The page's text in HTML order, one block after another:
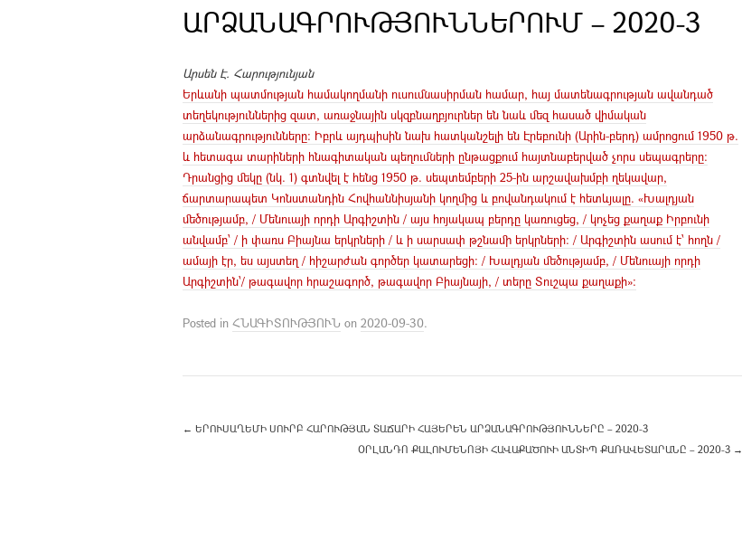
ԱՐՁԱՆԱԳՐՈՒԹՅՈՒՆՆԵՐՈՒՄ – 2020-3
Արսեն Է. Հարությունյան
Երևանի պատմության համակողմանի ուսումնասիրման համար, հայ մատենագրության ավանդած
տեղեկություններից զատ, առաջնային սկզբնաղբյուրներ են նաև մեզ հասած վիմական
արձանագրությունները: Իբրև այդպիսին նախ հատկանշելի են Էրեբունի (Արին-բերդ) ամրոցում 1950 թ.
և հետագա տարիների հնագիտական պեղումների ընթացքում հայտնաբերված չորս սեպագրերը։
Դրանցից մեկը (նկ. 1) գտնվել է հենց 1950 թ. սեպտեմբերի 25-ին արշավախմբի ղեկավար,
ճարտարապետ Կոնստանդին Հովհաննիսյանի կողմից և բովանդակում է հետևյալը. «Խալդյան
մեծությամբ, / Մենուայի որդի Արգիշտին / այս հոյակապ բերդը կառուցեց, / կոչեց քաղաք Իրբունի
անվամբ՝ / ի փառս Բիայնա երկրների / և ի սարսափ թշնամի երկրների: / Արգիշտին ասում է՝ հողն /
ամայի էր, ես այստեղ / հիշարժան գործեր կատարեցի: / Խալդյան մեծությամբ, / Մենուայի որդի
Արգիշտին՝/ թագավոր հրաշագործ, թագավոր Բիայնայի, / տերը Տուշպա քաղաքի»:
Posted in ՀՆԱԳԻՏՈՒԹՅՈՒՆ on 2020-09-30.
← ԵՐՈՒՍԱՂԵՄԻ ՍՈՒՐԲ ՀԱՐՈՒԹՅԱՆ ՏԱՃԱՐԻ ՀԱՅԵՐԵՆ ԱՐՁԱՆԱԳՐՈՒԹՅՈՒՆՆԵՐԸ – 2020-3
ՕՐԼԱՆԴՈ ՔԱԼՈՒՄԵՆՈՅԻ ՀԱՎԱՔԱԾՈՒԻ ԱՆՏԻՊ ՔԱՌԱՎԵՏԱՐԱՆԸ – 2020-3 →